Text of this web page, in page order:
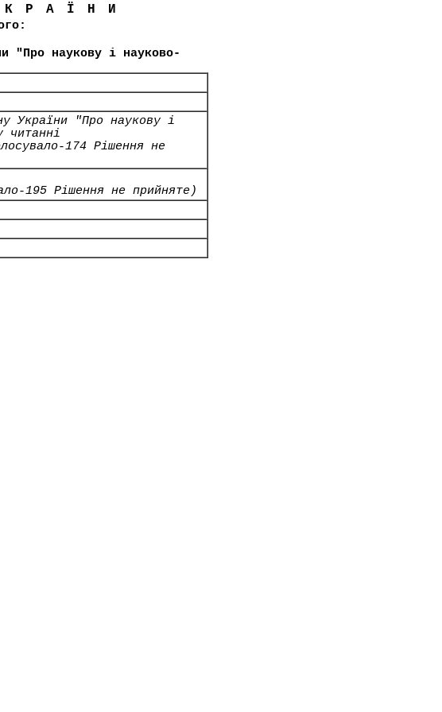
"Про наукову і науково-
України "Про наукову і
читанні
174 Рішення не
195 Рішення не прийняте)